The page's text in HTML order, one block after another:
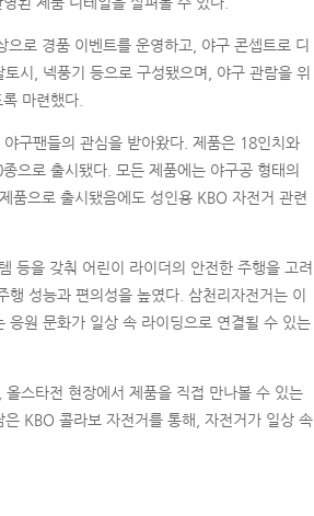
로 경품 이벤트를 운영하고, 야구 콘셉트로 디
시, 넥풍기 등으로 구성됐으며, 야구 관람을 위
마련했다.
구팬들의 관심을 받아왔다. 제품은 18인치와
으로 출시됐다. 모든 제품에는 야구공 형태의
품으로 출시됐음에도 성인용 KBO 자전거 관련
등을 갖춰 어린이 라이더의 안전한 주행을 고려
성능과 편의성을 높였다. 삼천리자전거는 이
원 문화가 일상 속 라이딩으로 연결될 수 있는
스타전 현장에서 제품을 직접 만나볼 수 있는
KBO 콜라보 자전거를 통해, 자전거가 일상 속